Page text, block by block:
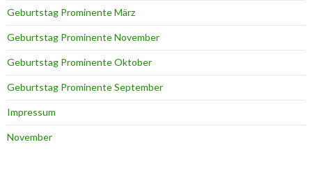
Geburtstag Prominente März
Geburtstag Prominente November
Geburtstag Prominente Oktober
Geburtstag Prominente September
Impressum
November